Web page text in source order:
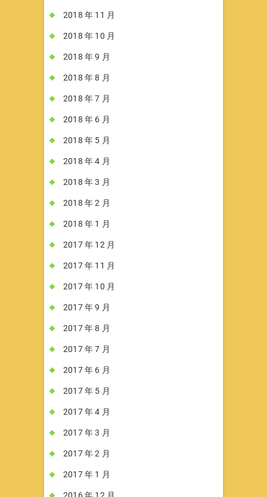
2018 年 11 月
2018 年 10 月
2018 年 9 月
2018 年 8 月
2018 年 7 月
2018 年 6 月
2018 年 5 月
2018 年 4 月
2018 年 3 月
2018 年 2 月
2018 年 1 月
2017 年 12 月
2017 年 11 月
2017 年 10 月
2017 年 9 月
2017 年 8 月
2017 年 7 月
2017 年 6 月
2017 年 5 月
2017 年 4 月
2017 年 3 月
2017 年 2 月
2017 年 1 月